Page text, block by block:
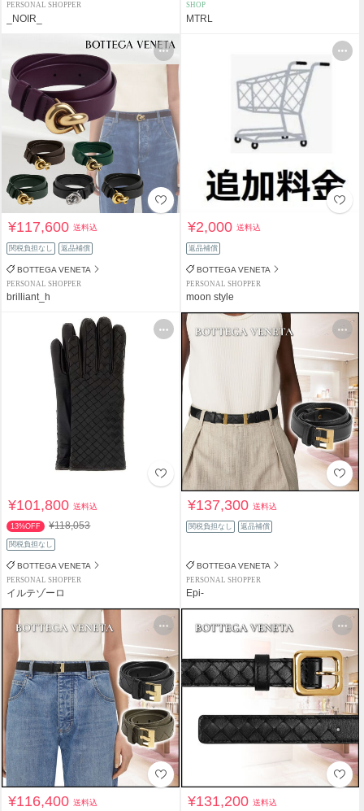
PERSONAL SHOPPER
_NOIR_
SHOP
MTRL
¥117,600送料込
関税負担なし 返品補償
BOTTEGA VENETA
PERSONAL SHOPPER
brilliant_h
¥2,000送料込
返品補償
BOTTEGA VENETA
PERSONAL SHOPPER
moon style
¥101,800送料込
13%OFF ¥118,053
関税負担なし
BOTTEGA VENETA
PERSONAL SHOPPER
イルテゾーロ
¥137,300送料込
関税負担なし 返品補償
BOTTEGA VENETA
PERSONAL SHOPPER
Epi-
¥116,400送料込 ¥131,200送料込